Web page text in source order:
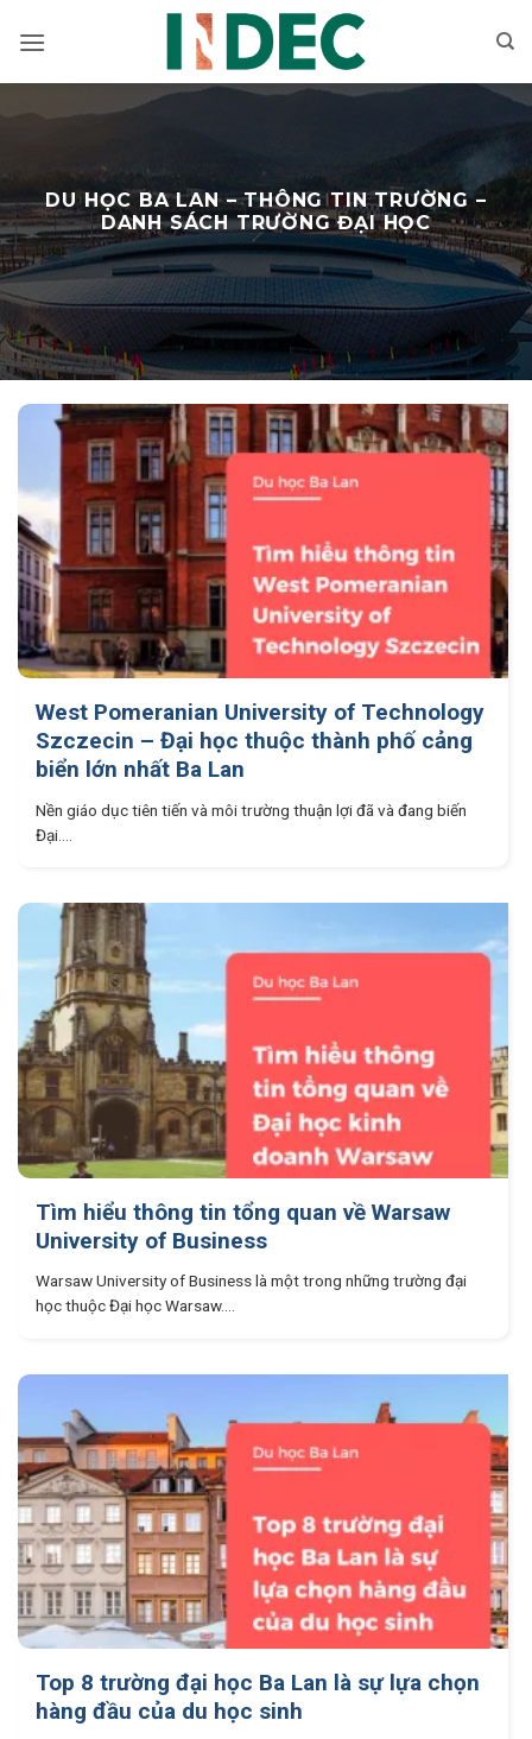
qua
DU HỌC BA LAN – THÔNG TIN TRƯỜNG –
DANH SÁCH TRƯỜNG ĐẠI HỌC
West Pomeranian University of Technology
Szczecin – Đại học thuộc thành phố cảng
biển lớn nhất Ba Lan
Nền giáo dục tiên tiến và môi trường thuận lợi đã và đang biến
Đại....
Tìm hiểu thông tin tổng quan về Warsaw
University of Business
Warsaw University of Business là một trong những trường đại
học thuộc Đại học Warsaw....
Top 8 trường đại học Ba Lan là sự lựa chọn
hàng đầu của du học sinh